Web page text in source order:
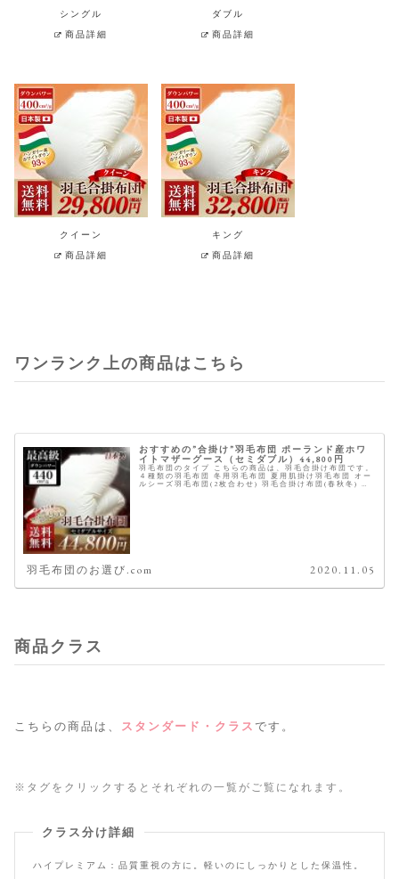
シングル
商品詳細
ダブル
商品詳細
クイーン
商品詳細
キング
商品詳細
ワンランク上の商品はこちら
おすすめの”合掛け”羽毛布団 ポーランド産ホワ
イトマザーグース（セミダブル）44,800円
羽毛布団のタイプ こちらの商品は、羽毛合掛け布団です。
４種類の羽毛布団 冬用羽毛布団 夏用肌掛け羽毛布団 オー
ルシーズ羽毛布団(2枚合わせ) 羽毛合掛け布団(春秋冬) 商
羽毛布団のお選び.com 2020.11.05
商品クラス
こちらの商品は、 スタンダード・クラス です。
※タグをクリックするとそれぞれの一覧がご覧になれます。
クラス分け詳細
ハイプレミアム：品質重視の方に。軽いのにしっかりとした保温性。